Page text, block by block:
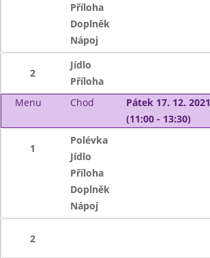
Příloha
Doplněk
Nápoj
2
Jídlo
Příloha
Menu
Chod
Pátek 17. 12. 2021
(11:00 - 13:30)
1
Polévka
Jídlo
Příloha
Doplněk
Nápoj
2